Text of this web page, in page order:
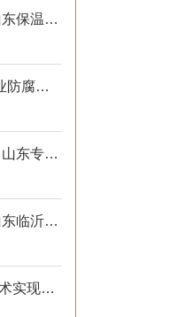
临沂聚氨酯保温管安装工艺 山东保温管生产厂家
临沂市*聚氨酯保温管 山东专业防腐保温材料
临沂市聚氨酯保温管生产厂家 山东专业防腐保温材料
临沂聚氨酯保温管生产厂家 山东临沂保温管报价
山东大城聚氨酯保温管发泡技术实现新突破